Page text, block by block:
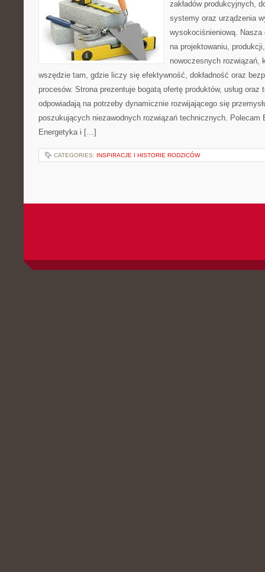
zakładów produkcyjnych,
systemy oraz urządzenia
wysokociśnieniową. Nasza
na projektowaniu,
nowoczesnych rozwiązań,
wszędzie tam, gdzie liczy się efektywność, dokładność oraz
procesów. Strona prezentuje bogatą ofertę produktów, usług oraz
odpowiadają na potrzeby dynamicznie rozwijającego się
poszukujących niezawodnych rozwiązań technicznych. Polecam
Energetyka i […]
CATEGORIES: INSPIRACJE I HISTORIE RODZICÓW